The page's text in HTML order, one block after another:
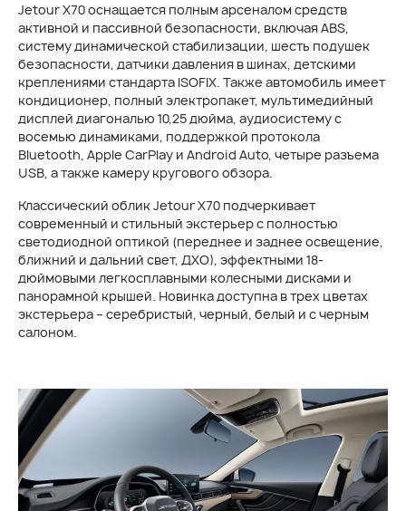
Jetour Х70 оснащается полным арсеналом средств
активной и пассивной безопасности, включая ABS,
систему динамической стабилизации, шесть подушек
безопасности, датчики давления в шинах, детскими
креплениями стандарта ISOFIX. Также автомобиль имеет
кондиционер, полный электропакет, мультимедийный
дисплей диагональю 10,25 дюйма, аудиосистему с
восемью динамиками, поддержкой протокола
Bluetooth, Apple CarPlay и Android Auto, четыре разъема
USB, а также камеру кругового обзора.
Классический облик Jetour Х70 подчеркивает
современный и стильный экстерьер с полностью
светодиодной оптикой (переднее и заднее освещение,
ближний и дальний свет, ДХО), эффектными 18-
дюймовыми легкосплавными колесными дисками и
панорамной крышей. Новинка доступна в трех цветах
экстерьера – серебристый, черный, белый и с черным
салоном.